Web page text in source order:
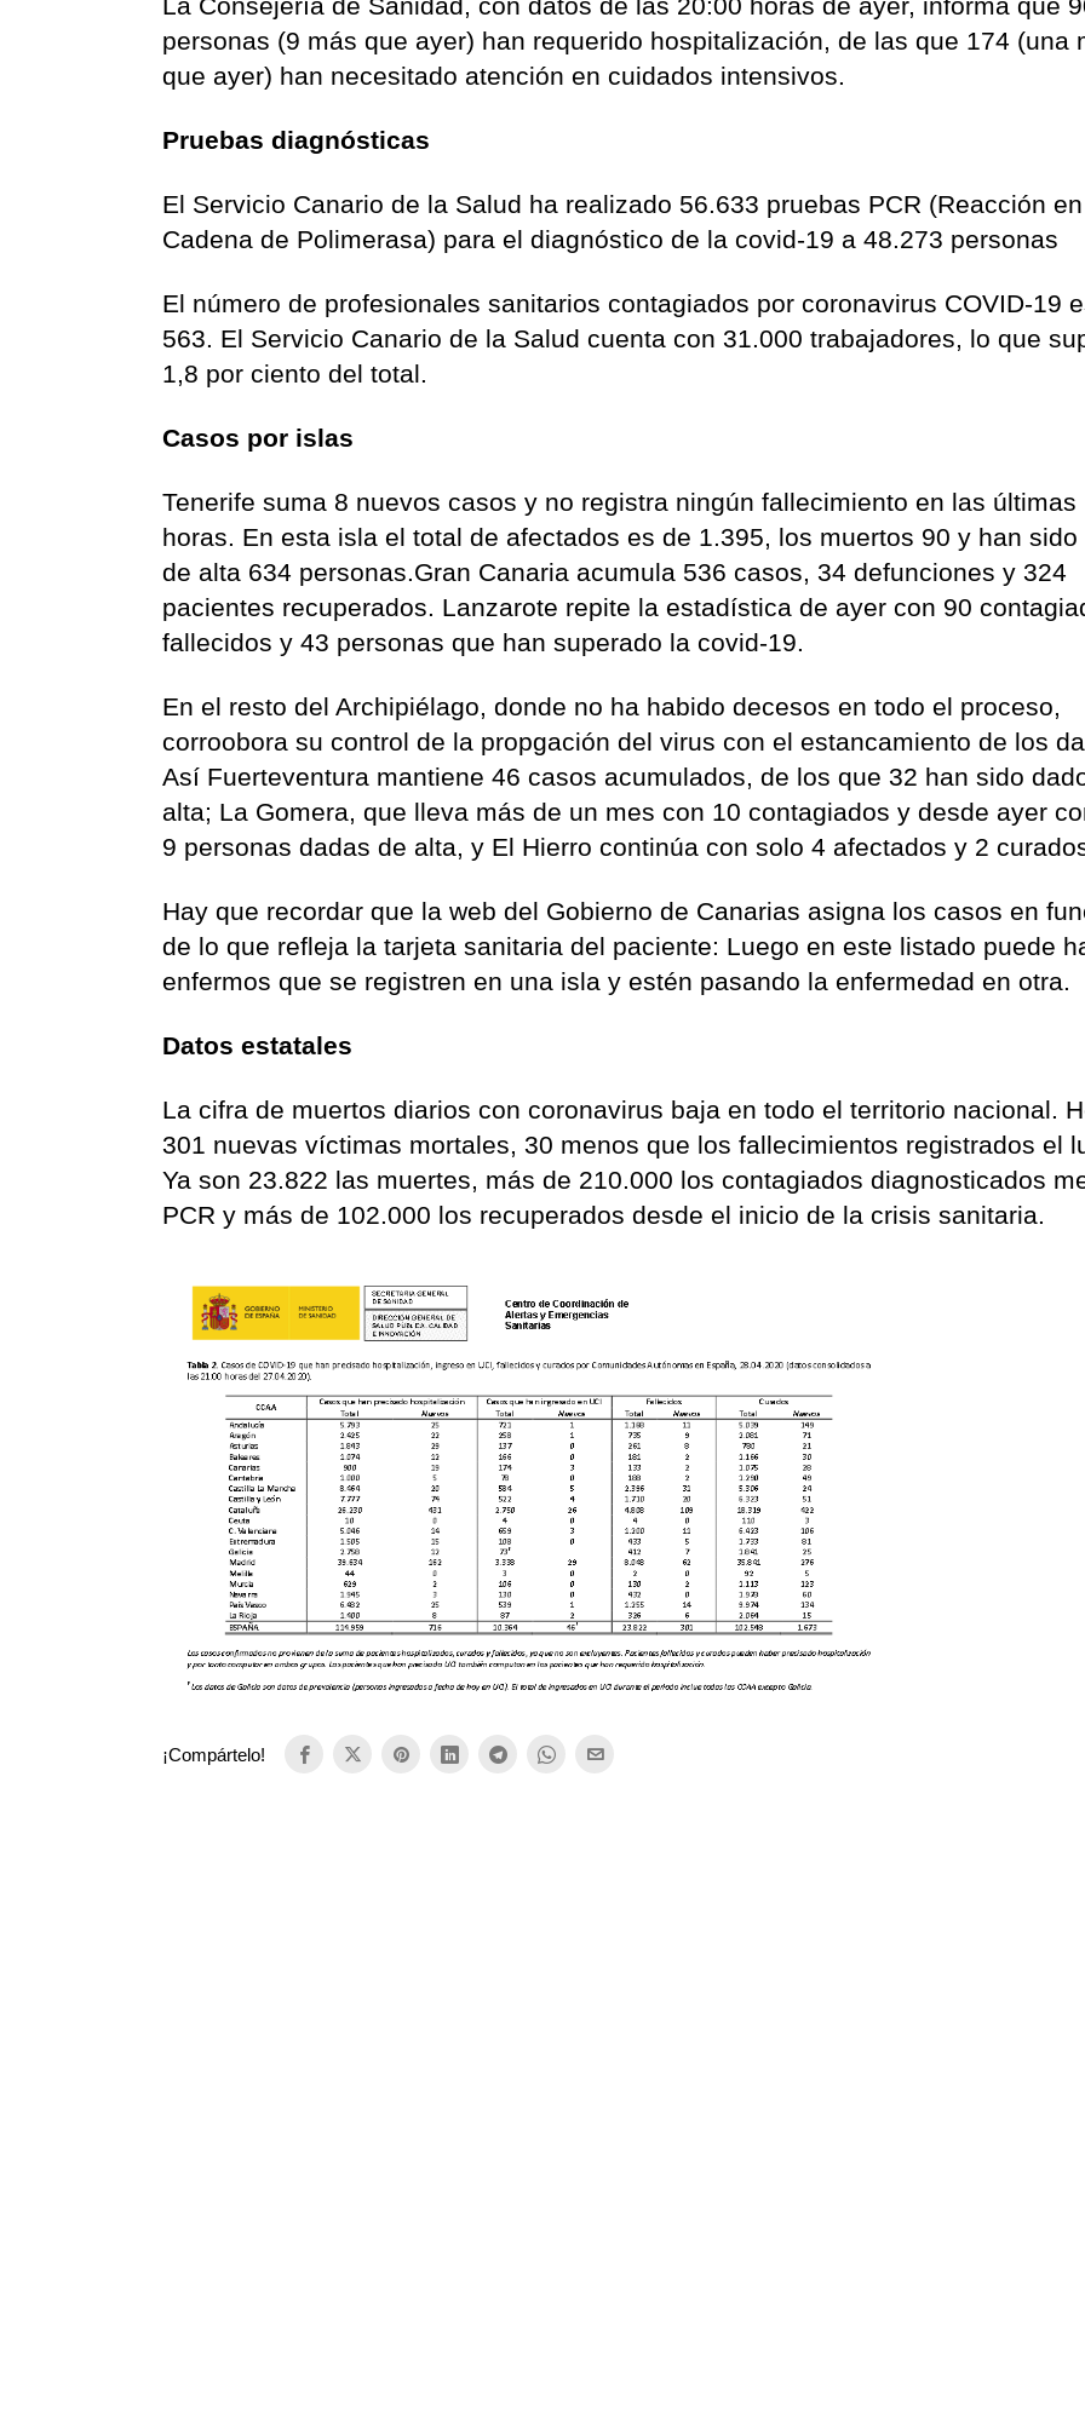
personas (9 más que ayer) han requerido hospitalización, de las que 174 (una
que ayer) han necesitado atención en cuidados intensivos.
Pruebas diagnósticas
El Servicio Canario de la Salud ha realizado 56.633 pruebas PCR (Reacción en
Cadena de Polimerasa) para el diagnóstico de la covid-19 a 48.273 personas
El número de profesionales sanitarios contagiados por coronavirus COVID-19
563. El Servicio Canario de la Salud cuenta con 31.000 trabajadores, lo que
1,8 por ciento del total.
Casos por islas
Tenerife suma 8 nuevos casos y no registra ningún fallecimiento en las últimas
horas. En esta isla el total de afectados es de 1.395, los muertos 90 y han sido
de alta 634 personas.Gran Canaria acumula 536 casos, 34 defunciones y 324
pacientes recuperados. Lanzarote repite la estadística de ayer con 90
fallecidos y 43 personas que han superado la covid-19.
En el resto del Archipiélago, donde no ha habido decesos en todo el proceso,
corroobora su control de la propgación del virus con el estancamiento de los
Así Fuerteventura mantiene 46 casos acumulados, de los que 32 han sido
alta; La Gomera, que lleva más de un mes con 10 contagiados y desde ayer
9 personas dadas de alta, y El Hierro continúa con solo 4 afectados y 2
Hay que recordar que la web del Gobierno de Canarias asigna los casos en
de lo que refleja la tarjeta sanitaria del paciente: Luego en este listado puede
enfermos que se registren en una isla y estén pasando la enfermedad en otra.
Datos estatales
La cifra de muertos diarios con coronavirus baja en todo el territorio nacional.
301 nuevas víctimas mortales, 30 menos que los fallecimientos registrados el
Ya son 23.822 las muertes, más de 210.000 los contagiados diagnosticados
PCR y más de 102.000 los recuperados desde el inicio de la crisis sanitaria.
¡Compártelo!